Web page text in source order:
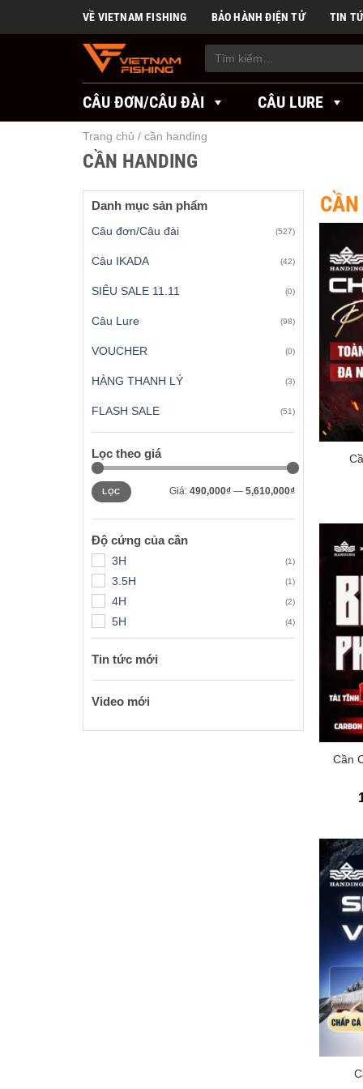
VỀ VIETNAM FISHING BẢO HÀNH ĐIỆN TỬ TIN
Tìm
kiếm:
CÂU ĐƠN/CÂU ĐÀI CÂU LURE
Trang chủ / cần handing
CẦN HANDING
Danh mục sản phẩm
Câu đơn/Câu đài (527)
Câu IKADA (42)
SIÊU SALE 11.11 (0)
Câu Lure (98)
VOUCHER (0)
HÀNG THANH LÝ (3)
FLASH SALE (51)
Lọc theo giá
Giá
tối
thiểu
Giá
tối
đa
LỌC Giá: 490,000₫— 5,610,000₫
Độ cứng của cần
3H (1)
3.5H (1)
4H (2)
5H (4)
Tin tức mới
Video mới
+
+
Cần